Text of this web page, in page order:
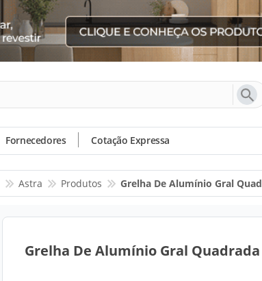
Fornecedores Cotação Expressa
Astra Produtos Grelha De Alumínio Gral
Grelha De Alumínio Gral